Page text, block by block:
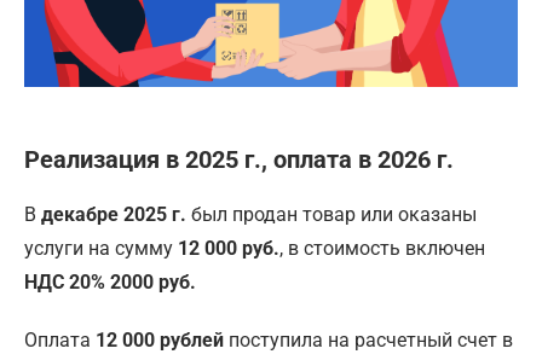
Реализация в 2025 г., оплата в 2026 г.
В декабре 2025 г. был продан товар или оказаны
услуги на сумму 12 000 руб., в стоимость включен
НДС 20% 2000 руб.
Оплата 12 000 рублей поступила на расчетный счет в